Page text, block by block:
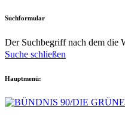
Suchformular
Der Suchbegriff nach dem die
Suche schließen
Hauptmenü: